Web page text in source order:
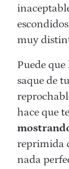
muy
Puede
saque de
hace que
reprimida
nada